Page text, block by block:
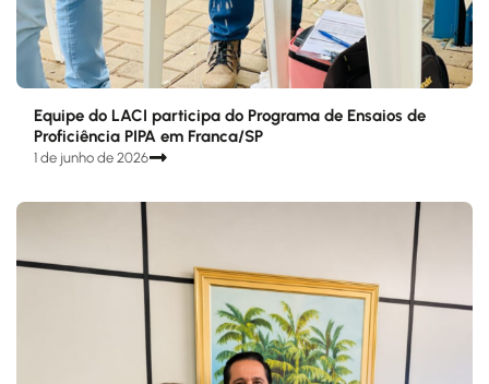
Equipe do LACI participa do Programa de Ensaios de
Proficiência PIPA em Franca/SP
1 de junho de 2026